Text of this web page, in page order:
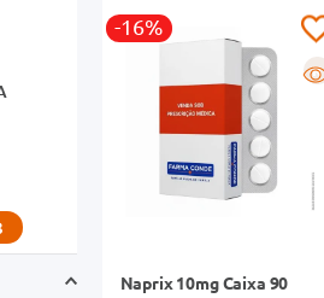
-16%
R
Naprix 10mg Caixa 90